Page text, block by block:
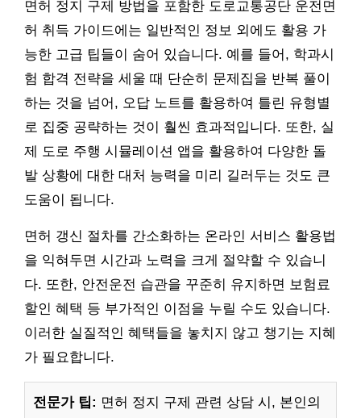
면허 정지 구제 방법을 포함한 도로교통공단 운전면
허 취득 가이드에는 일반적인 정보 외에도 활용 가
능한 고급 팁들이 숨어 있습니다. 예를 들어, 학과시
험 합격 전략을 세울 때 단순히 문제집을 반복 풀이
하는 것을 넘어, 오답 노트를 활용하여 틀린 유형별
로 집중 공략하는 것이 훨씬 효과적입니다. 또한, 실
제 도로 주행 시뮬레이션 앱을 활용하여 다양한 돌
발 상황에 대한 대처 능력을 미리 길러두는 것도 큰
도움이 됩니다.
면허 갱신 절차를 간소화하는 온라인 서비스 활용법
을 익혀두면 시간과 노력을 크게 절약할 수 있습니
다. 또한, 안전운전 습관을 꾸준히 유지하면 보험료
할인 혜택 등 부가적인 이점을 누릴 수도 있습니다.
이러한 실질적인 혜택들을 놓치지 않고 챙기는 지혜
가 필요합니다.
전문가 팁: 면허 정지 구제 관련 상담 시, 본인의